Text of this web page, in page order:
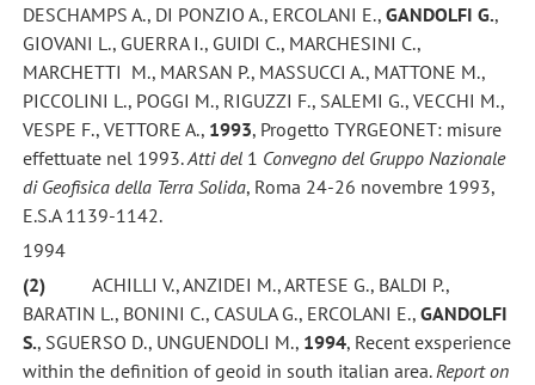
DESCHAMPS A., DI PONZIO A., ERCOLANI E., GANDOLFI G.,
GIOVANI L., GUERRA I., GUIDI C., MARCHESINI C.,
MARCHETTI M., MARSAN P., MASSUCCI A., MATTONE M.,
PICCOLINI L., POGGI M., RIGUZZI F., SALEMI G., VECCHI M.,
VESPE F., VETTORE A., 1993, Progetto TYRGEONET: misure
effettuate nel 1993.Atti del1 Convegno del Gruppo Nazionale
di Geofisica della Terra Solida, Roma 24-26 novembre 1993,
E.S.A 1139-1142.
1994
(2)
ACHILLI V., ANZIDEI M., ARTESE G., BALDI P.,
BARATIN L., BONINI C., CASULA G., ERCOLANI E., GANDOLFI
S., SGUERSO D., UNGUENDOLI M., 1994, Recent exsperience
within the definition of geoid in south italian area.Report on